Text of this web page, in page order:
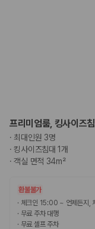
사고 발
보상 한
슈퍼자차:더 높은
2000만 고객이
격비교 플랫폼입니다.
누적 이용 고객수
20,871,562
프리미엄룸, 킹사이즈
· 최대인원 3명
·킹사이즈침대 1개
·객실 면적 34m²
환불불가
· 체크인 15:00 ~ 언제든지,
· 무료 주차 대행
· 무료 셀프 주차